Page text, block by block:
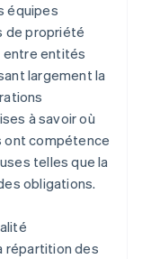
équipes
de propriété
entre entités
largement la
à savoir où
ont compétence
telles que la
obligations.
répartition des